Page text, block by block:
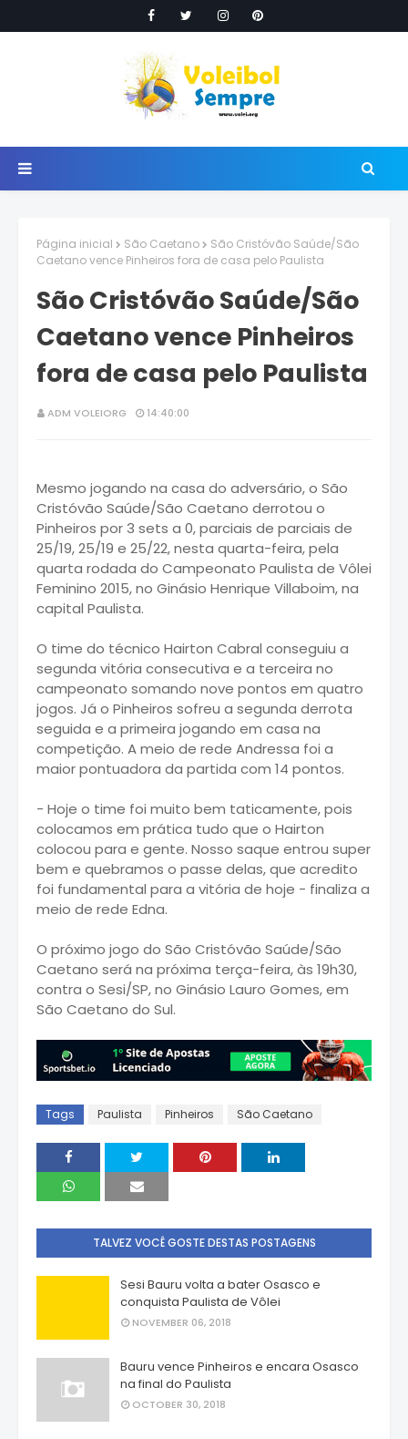
Página inicial São Caetano
São Cristóvão Saúde/São
Caetano vence Pinheiros fora de casa pelo Paulista
São Cristóvão Saúde/São
Caetano vence Pinheiros
fora de casa pelo Paulista
ADM VOLEIORG 14:40:00
Mesmo jogando na casa do adversário, o São
Cristóvão Saúde/São Caetano derrotou o
Pinheiros por 3 sets a 0, parciais de parciais de
25/19, 25/19 e 25/22, nesta quarta-feira, pela
quarta rodada do Campeonato Paulista de Vôlei
Feminino 2015, no Ginásio Henrique Villaboim, na
capital Paulista.
O time do técnico Hairton Cabral conseguiu a
segunda vitória consecutiva e a terceira no
campeonato somando nove pontos em quatro
jogos. Já o Pinheiros sofreu a segunda derrota
seguida e a primeira jogando em casa na
competição. A meio de rede Andressa foi a
maior pontuadora da partida com 14 pontos.
- Hoje o time foi muito bem taticamente, pois
colocamos em prática tudo que o Hairton
colocou para e gente. Nosso saque entrou super
bem e quebramos o passe delas, que acredito
foi fundamental para a vitória de hoje - finaliza a
meio de rede Edna.
O próximo jogo do São Cristóvão Saúde/São
Caetano será na próxima terça-feira, às 19h30,
contra o Sesi/SP, no Ginásio Lauro Gomes, em
São Caetano do Sul.
Tags Paulista Pinheiros São Caetano
TALVEZ VOCÊ GOSTE DESTAS POSTAGENS
Sesi Bauru volta a bater Osasco e
conquista Paulista de Vôlei
NOVEMBER 06, 2018
Bauru vence Pinheiros e encara Osasco
na final do Paulista
OCTOBER 30, 2018